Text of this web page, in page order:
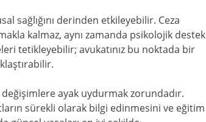
sağlığını derinden etkileyebilir. Ceza
kalmaz, aynı zamanda psikolojik destek
tetikleyebilir; avukatınız bu noktada bir
ayak uydurmak zorundadır.
sürekli olarak bilgi edinmesini ve eğitim